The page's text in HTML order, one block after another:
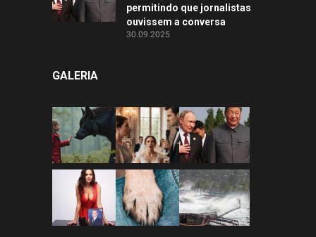
permitindo que jornalistas
ouvissem a conversa
30.09.2025
GALERIA